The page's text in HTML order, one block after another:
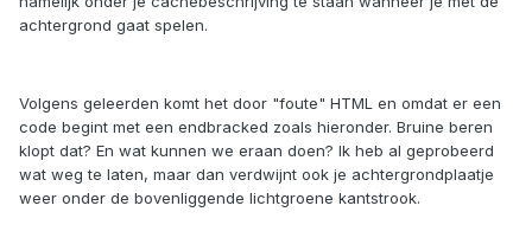
achtergrond gaat spelen.
Volgens geleerden komt het door "foute" HTML en omdat er een
code begint met een endbracked zoals hieronder. Bruine beren
klopt dat? En wat kunnen we eraan doen? Ik heb al geprobeerd
wat weg te laten, maar dan verdwijnt ook je achtergrondplaatje
weer onder de bovenliggende lichtgroene kantstrook.